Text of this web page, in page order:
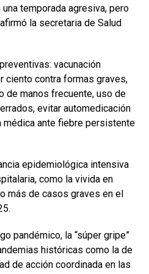
temporada agresiva, pero
la secretaria de Salud
vacunación
ciento contra formas graves,
de manos frecuente, uso de
evitar automedicación
ante fiebre persistente
epidemiológica intensiva
como la vivida en
más de casos graves en el
pandémico, la “súper gripe”
históricas como la de
de acción coordinada en las